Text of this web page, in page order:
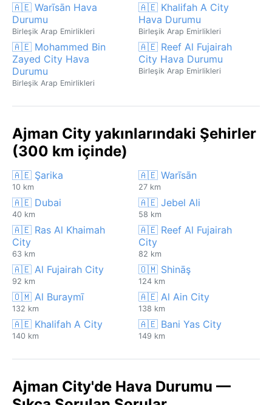
🇦🇪 Warīsān Hava
Durumu
Birleşik Arap Emirlikleri
🇦🇪 Khalifah A City
Hava Durumu
Birleşik Arap Emirlikleri
🇦🇪 Mohammed Bin
Zayed City Hava
Durumu
Birleşik Arap Emirlikleri
🇦🇪 Reef Al Fujairah
City Hava Durumu
Birleşik Arap Emirlikleri
Ajman City yakınlarındaki Şehirler
(300 km içinde)
🇦🇪 Şarika
10 km
🇦🇪 Warīsān
27 km
🇦🇪 Dubai
40 km
🇦🇪 Jebel Ali
58 km
🇦🇪 Ras Al Khaimah
City
63 km
🇦🇪 Reef Al Fujairah
City
82 km
🇦🇪 Al Fujairah City
92 km
🇴🇲 Shināş
124 km
🇴🇲 Al Buraymī
132 km
🇦🇪 Al Ain City
138 km
🇦🇪 Khalifah A City
140 km
🇦🇪 Bani Yas City
149 km
Ajman City'de Hava Durumu —